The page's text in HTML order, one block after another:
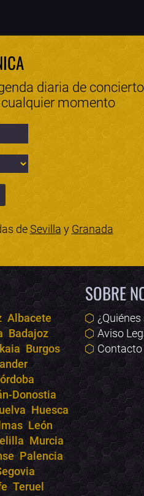
diaria de
momento
deSevilla y Granada
Albacete
Badajoz
Burgos
Donostia
Huesca
León
Murcia
Palencia
Teruel
SOBRE
Aviso
Contacto